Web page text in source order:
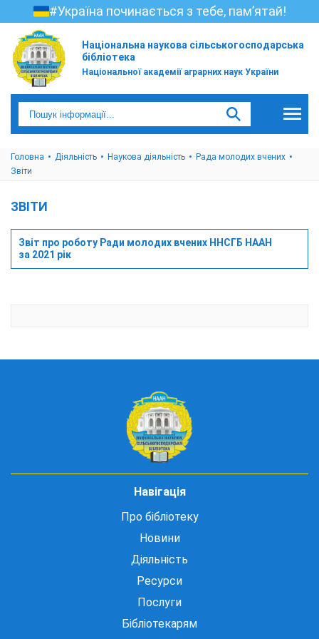
#Україна починається з тебе, пам’ятай!
Національна наукова сільськогосподарська
бібліотека
Національної академії аграрних наук України
Головна Діяльність Наукова діяльність
Рада молодих вчених
Звіти
ЗВІТИ
Звіт про роботу Ради молодих вчених ННСГБ НААН
за 2021 рік
Навігація
Про бібліотеку
Новини
Діяльність
Ресурси
Послуги
Бібліотекарям